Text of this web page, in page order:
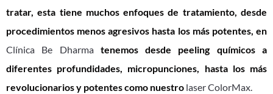
tratar, esta tiene muchos enfoques de tratamiento, desde
procedimientos menos agresivos hasta los más potentes, en
Clínica Be Dharmatenemos desde peeling químicos a
diferentes profundidades, micropunciones, hasta los más
revolucionarios y potentes como nuestro laser ColorMax.